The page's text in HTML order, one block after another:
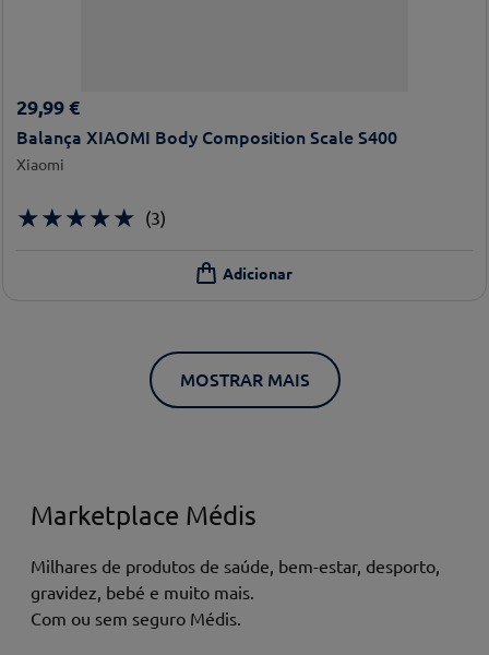
29,99 €
Balança XIAOMI Body Composition Scale S400
Xiaomi
★★★★★ (3)
MOSTRAR MAIS
Marketplace Médis
Milhares de produtos de saúde, bem-estar, desporto,
gravidez, bebé e muito mais.
Com ou sem seguro Médis.